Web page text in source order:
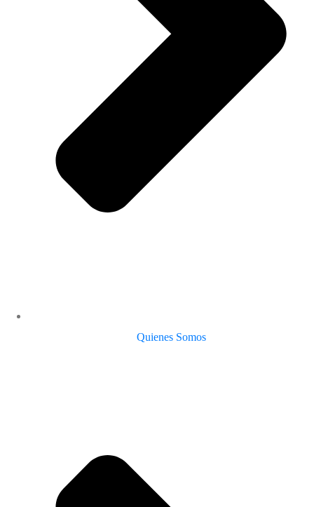
Quienes Somos